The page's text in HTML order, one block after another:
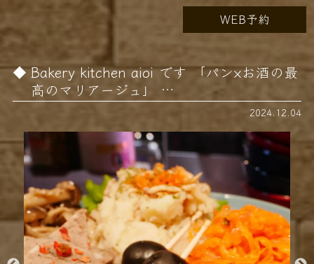
WEB予約
Bakery kitchen aioi です 「パン×お酒の最
高のマリアージュ」 …
2024.12.04